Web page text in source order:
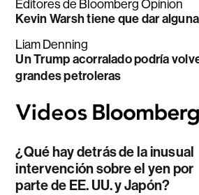
Editores de Bloomberg Opinion
Kevin Warsh tiene que dar
Liam Denning
Un Trump acorralado podría
grandes petroleras
¿Qué hay detrás de la inusual
intervención sobre el yen por
parte de EE. UU. y Japón?